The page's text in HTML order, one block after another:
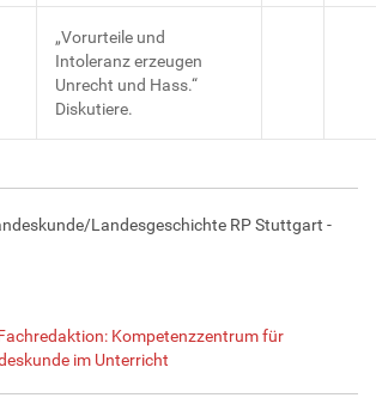
„Vorurteile und
Intoleranz erzeugen
Unrecht und Hass.“
Diskutiere.
Landesgeschichte RP Stuttgart -
Kompetenzzentrum für
im Unterricht